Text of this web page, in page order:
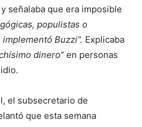
señalaba que era imposible
populistas o
Buzzi”. Explicaba
dinero” en personas
el subsecretario de
que esta semana